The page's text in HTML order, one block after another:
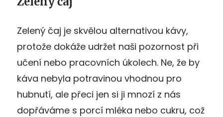
Zelený čaj je skvělou alternativou kávy,
protože dokáže udržet naši pozornost při
učení nebo pracovních úkolech. Ne, že by
káva nebyla potravinou vhodnou pro
hubnutí, ale přeci jen si ji mnozí z nás
dopřáváme s porcí mléka nebo cukru, což